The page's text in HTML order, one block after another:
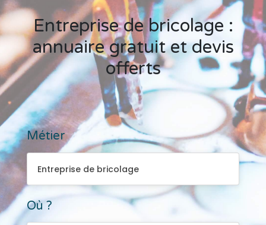
Entreprise de bricolage :
annuaire gratuit et devis
offerts
Métier Entreprise de bricolage
Entreprise de bricolage
Où ?